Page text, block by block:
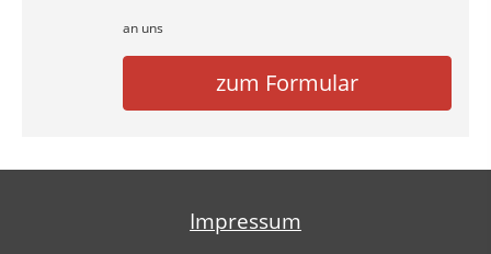
an uns
zum Formular
Impressum